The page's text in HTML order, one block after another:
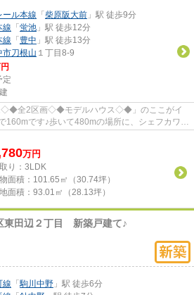
ール本線 「 柴原阪大前 」駅 徒歩9分
線 「 蛍池 」駅 徒歩12分
線 「 豊中 」駅 徒歩13分
市刀根山 １丁目8-9
定
◇◆全2区画◇◆モデルハウス◇◆」のここがイ
160mです♪歩いて480mの場所に、シェフカワカ
万円
り：3LDK
面積： 101.65㎡（30.74坪）
面積： 93.01㎡（28.13坪）
東田辺２丁目 新築戸建て♪
線 「駒川中野 」駅 徒歩6分